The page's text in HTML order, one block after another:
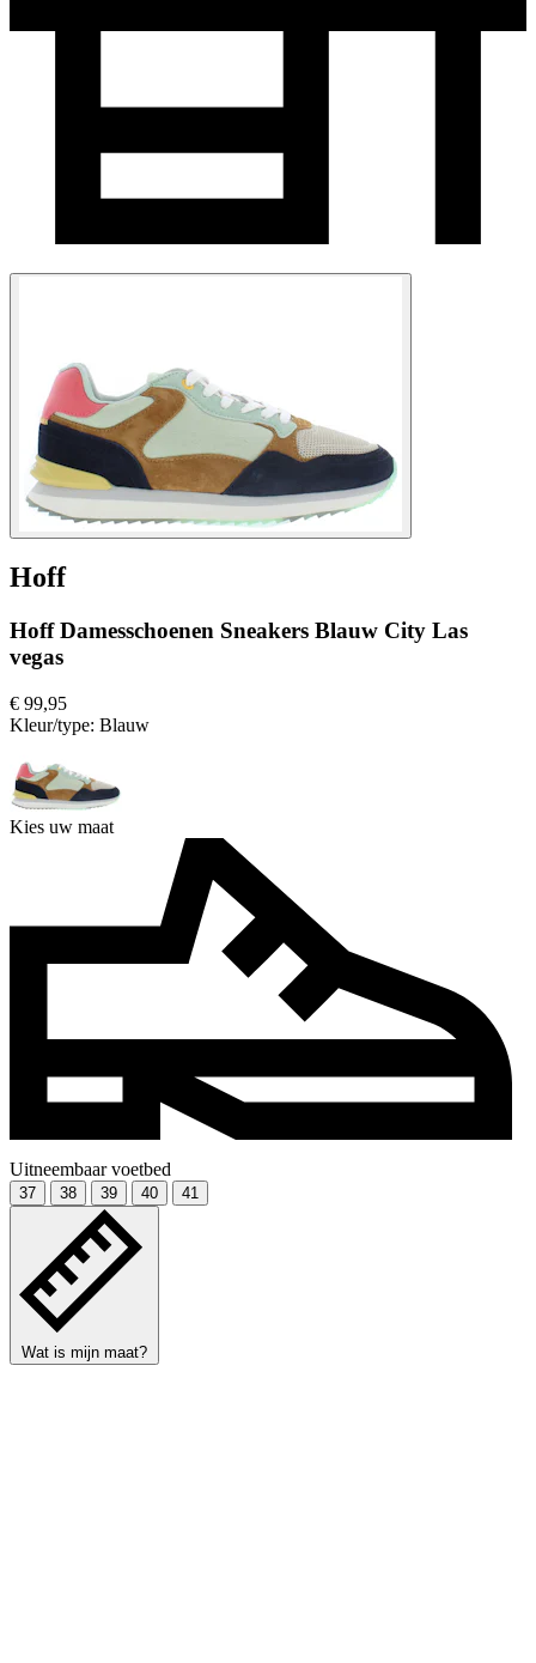
Hoff
Hoff Damesschoenen Sneakers Blauw City Las
vegas
€ 99,95
Kleur/type: Blauw
Kies uw maat
Uitneembaar voetbed
37 38 39 40 41
Wat is mijn maat?